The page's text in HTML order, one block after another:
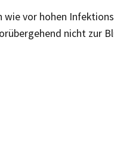
wie vor hohen
nicht zur